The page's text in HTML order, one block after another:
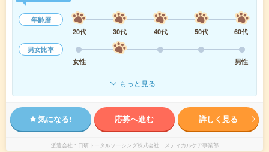
年齢層
20代
30代 40代 50代
60代
男女比率
女性
男性
もっと見る
気になる! 応募へ進む 詳しく見る
派遣会社 日研トータルソーシング株式会社 メディカルケア事業部